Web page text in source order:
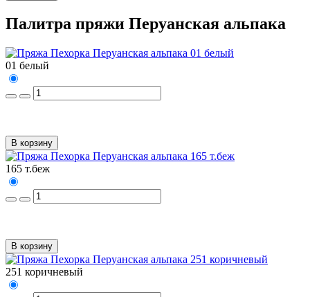
Палитра пряжи Перуанская альпака
01 белый
В корзину
165 т.беж
В корзину
251 коричневый